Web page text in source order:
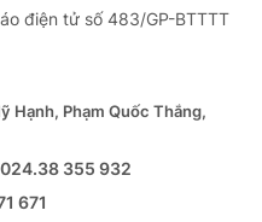
điện tử số 483/GP-BTTTT
Hạnh, Phạm Quốc Thắng,
355 932
671